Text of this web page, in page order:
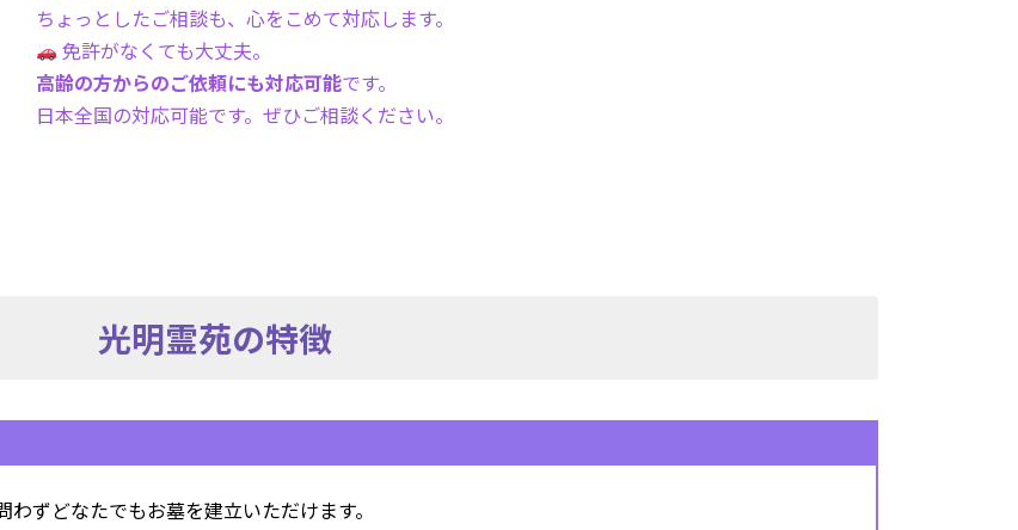
ちょっとしたご相談も、心をこめて対応します。
免許がなくても大丈夫。
高齢の方からのご依頼にも対応可能です。
日本全国の対応可能です。ぜひご相談ください。
光明霊苑の特徴
ずどなたでもお墓を建立いただけます。